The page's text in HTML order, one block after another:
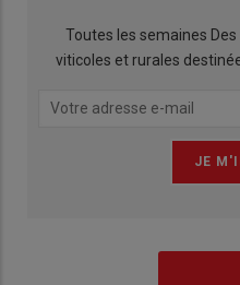
Toutes les semaines
viticoles et rurales